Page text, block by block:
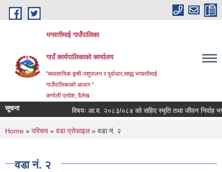
Skip to main content
भगवतीमाई गाउँपालिका
गाउँ कार्यपालिकाको कार्यालय
"ब्यवसायिक कृषी-पशुपालन र पुर्वाधार,समृद्ब भगवतीमाई
गाउँपालिकाको आधार "
कर्णाली प्रदेश, दैलेख
सूचना विषयः आ.व. २०८३/०८४ को सहिद स्मृति तथा जीवन निर्वाह
You are here
Home » परिचय » वडा प्राेफाइल» वडा नं. २
वडा नं. २